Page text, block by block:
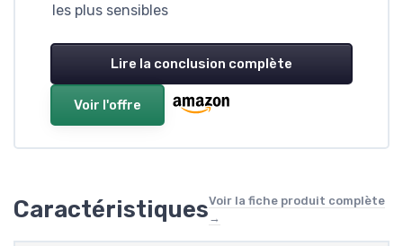
les plus sensibles
Lire la conclusion complète
Voir l'offre
CaractéristiquesVoir la fiche produit complète
→